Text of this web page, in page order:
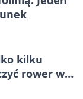
kilku
rower w